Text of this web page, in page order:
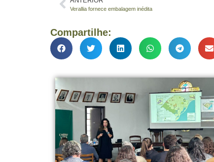
Verallia fornece embalagem inédita
Compartilhe: